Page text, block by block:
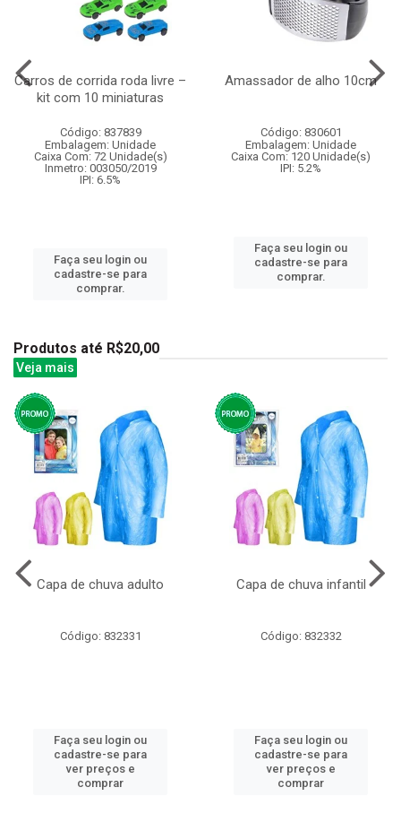
Carros de corrida roda livre –
kit com 10 miniaturas
Código: 837839
Embalagem: Unidade
Caixa Com: 72 Unidade(s)
Inmetro: 003050/2019
IPI: 6.5%
Faça seu login ou
cadastre-se para
comprar.
Amassador de alho 10cm
Código: 830601
Embalagem: Unidade
Caixa Com: 120 Unidade(s)
IPI: 5.2%
Faça seu login ou
cadastre-se para
comprar.
Produtos até R$20,00
Veja mais
Capa de chuva adulto
Código: 832331
Faça seu login ou
cadastre-se para
ver preços e
comprar
Capa de chuva infantil
Código: 832332
Faça seu login ou
cadastre-se para
ver preços e
comprar